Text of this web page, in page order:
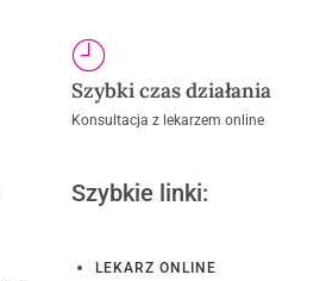
Szybki czas działania
Konsultacja z lekarzem online
Szybkie linki:
LEKARZ ONLINE